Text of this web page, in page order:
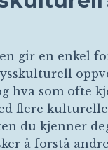
gir en enkel
hva som ofte
flere
du kjenner
å forstå